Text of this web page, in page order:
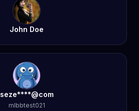
John Doe
seze****@com
mlbbtest021